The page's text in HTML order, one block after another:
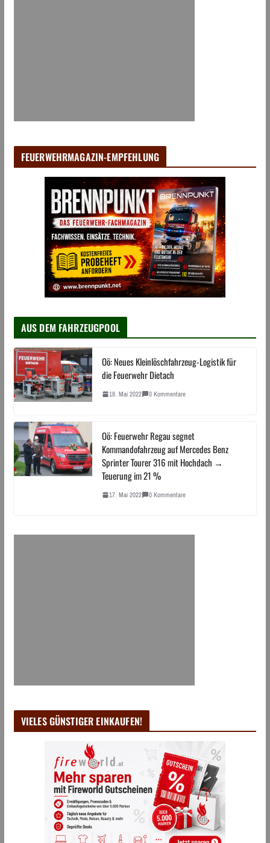
FEUERWEHRMAGAZIN-EMPFEHLUNG
AUS DEM FAHRZEUGPOOL
Oö: Neues Kleinlöschfahrzeug-Logistik für
die Feuerwehr Dietach
18. Mai 2022 0 Kommentare
Oö: Feuerwehr Regau segnet
Kommandofahrzeug auf Mercedes Benz
Sprinter Tourer 316 mit Hochdach →
Teuerung im 21 %
17. Mai 2022 0 Kommentare
VIELES GÜNSTIGER EINKAUFEN!